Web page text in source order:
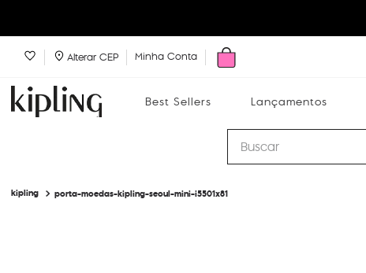
Alterar CEP Minha Conta
Best Sellers Lançamentos
Buscar
Best Sellers Lançamentos
porta-moedas-kipling-seoul-mini-i5501x81